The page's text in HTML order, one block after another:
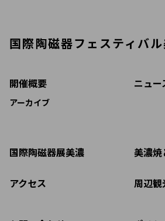
国際陶磁器フェスティバ
開催概要
アーカイブ
ニュー
国際陶磁器展美濃 美濃焼
アクセス 周辺観